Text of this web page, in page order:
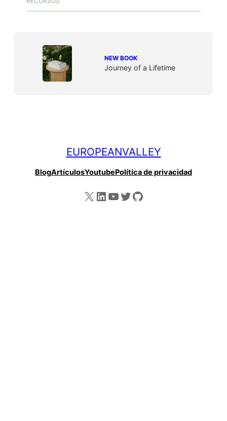
NEW BOOK
Journey of a Lifetime
EUROPEANVALLEY
BlogArtículosYoutubePolítica de privacidad
X LinkedIn YouTube Twitter GitHub